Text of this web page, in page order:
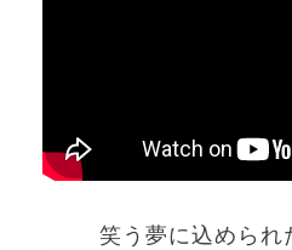
笑う夢に込められ